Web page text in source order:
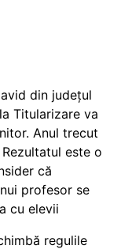
din județul
Titularizare va
Anul trecut
este o
că
profesor se
cu elevii
regulile